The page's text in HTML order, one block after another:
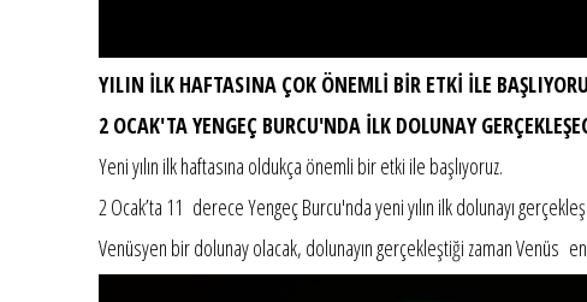
YILIN İLK HAFTASINA ÇOK ÖNEMLİ BİR ETKİ İLE
2 OCAK'TA YENGEÇ BURCU'NDA İLK DOLUNAY
Yeni yılın ilk haftasına oldukça önemli bir etki ile başlıyoruz.
2 Ocak’ta 11 derece Yengeç Burcu'nda yeni yılın ilk dolunayı
Venüsyen bir dolunay olacak, dolunayın gerçekleştiği zaman Venüs